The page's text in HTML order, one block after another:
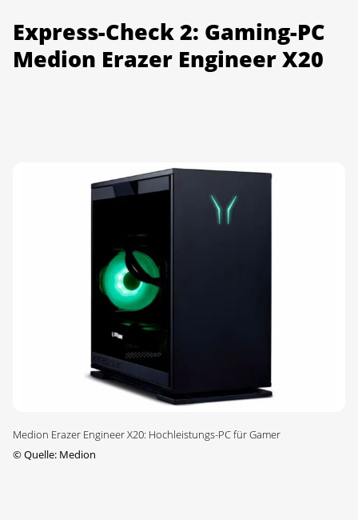
Express-Check 2: Gaming-PC
Medion Erazer Engineer X20
Medion Erazer Engineer X20: Hochleistungs-PC für Gamer
©Quelle: Medion